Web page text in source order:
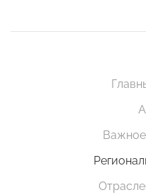
Важное